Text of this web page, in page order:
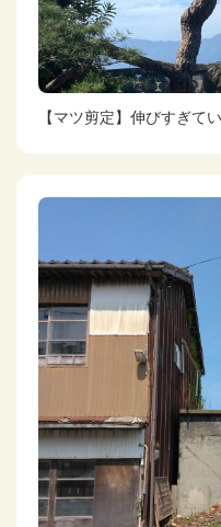
【マツ剪定】伸びすぎて